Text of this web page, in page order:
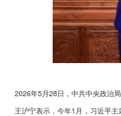
2026年5月28日，中共中央政治
王沪宁表示，今年1月，习近平